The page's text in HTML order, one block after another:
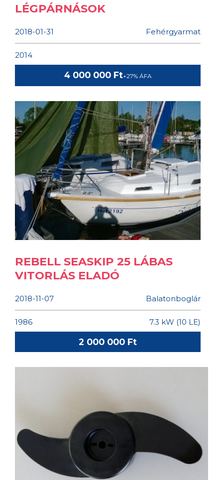
LÉGPÁRNÁSOK
2018-01-31 Fehérgyarmat
2014
4 000 000 Ft+27% ÁFA
REBELL SEASKIP 25 LÁBAS
VITORLÁS ELADÓ
2018-11-07 Balatonboglár
1986 7.3 kW (10 LE)
2 000 000 Ft